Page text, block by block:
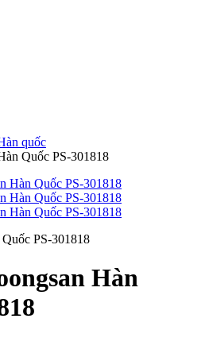
quốc
Quốc PS-301818
Hàn